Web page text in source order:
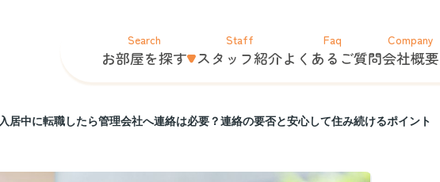
Search
お部屋を探す
Staff
スタッフ紹介
Faq
よくあるご質問
Company
会社概要
入居中に転職したら管理会社へ連絡は必要？連絡の要否と安心して住み続けるポイント